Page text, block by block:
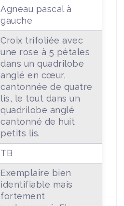
Agneau pascal à
gauche
Croix trifoliée avec
une rose à 5 pétales
dans un quadrilobe
anglé en cœur,
cantonnée de quatre
lis, le tout dans un
quadrilobe anglé
cantonné de huit
petits lis.
TB
Exemplaire bien
identifiable mais
fortement